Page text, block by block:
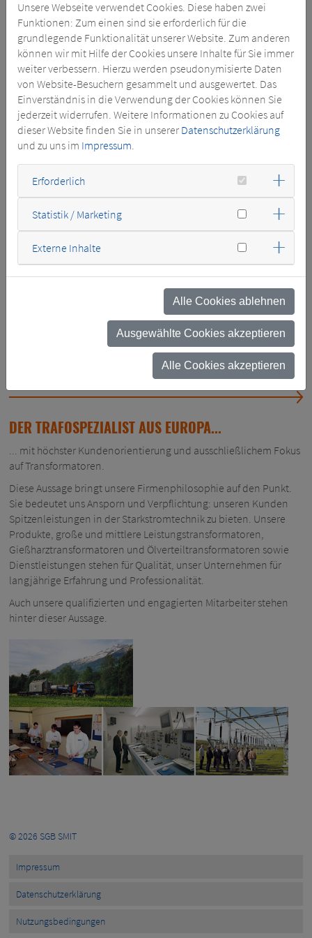
KUNDEN
Kraftwerke
Energiekonzerne
Netzgesellschaften,
Industrie
Windkraft
SPANNUNG /
KAPAZITÄT
10 / 20 /
10 kV
240 / 400
V
KUNDEN
Stadtwerke,
Industrie,
Stadtwerke,
EVU
UNTERNEHMENSKULTUR
DER TRAFOSPEZIALIST AUS EUROPA...
... mit höchster Kundenorientierung und ausschließlichem Fokus
auf Transformatoren.
Diese Aussage bringt unsere Firmenphilosophie auf den Punkt.
Sie bedeutet uns Ansporn und Verpflichtung: unseren Kunden
Spitzenleistungen in der Starkstromtechnik zu bieten. Unsere
Produkte, große und mittlere Leistungstransformatoren,
Gießharztransformatoren und Ölverteiltransformatoren sowie
Dienstleistungen stehen für Qualität, unser Unternehmen für
langjährige Erfahrung und Professionalität.
Auch unsere qualifizierten und engagierten Mitarbeiter stehen
hinter dieser Aussage.
© 2026 SGB SMIT
Impressum
Datenschutzerklärung
Nutzungsbedingungen
Unsere Webseite verwendet Cookies. Diese haben zwei
Funktionen: Zum einen sind sie erforderlich für die
grundlegende Funktionalität unserer Website. Zum anderen
können wir mit Hilfe der Cookies unsere Inhalte für Sie immer
weiter verbessern. Hierzu werden pseudonymisierte Daten
von Website-Besuchern gesammelt und ausgewertet. Das
Einverständnis in die Verwendung der Cookies können Sie
jederzeit widerrufen. Weitere Informationen zu Cookies auf
dieser Website finden Sie in unserer Datenschutzerklärung
und zu uns im Impressum.
Erforderlich
Statistik / Marketing
Externe Inhalte
Alle Cookies ablehnen
Ausgewählte Cookies akzeptieren
Alle Cookies akzeptieren